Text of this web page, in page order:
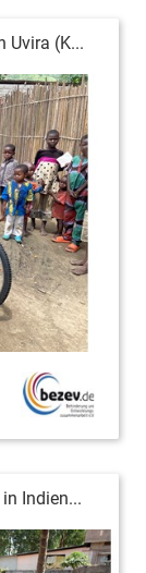
Uvira (K...
Indien...